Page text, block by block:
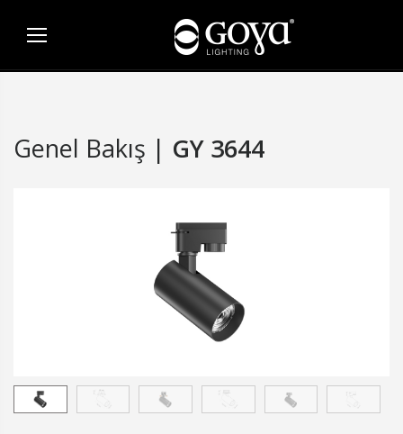
Genel Bakış | GY 3644